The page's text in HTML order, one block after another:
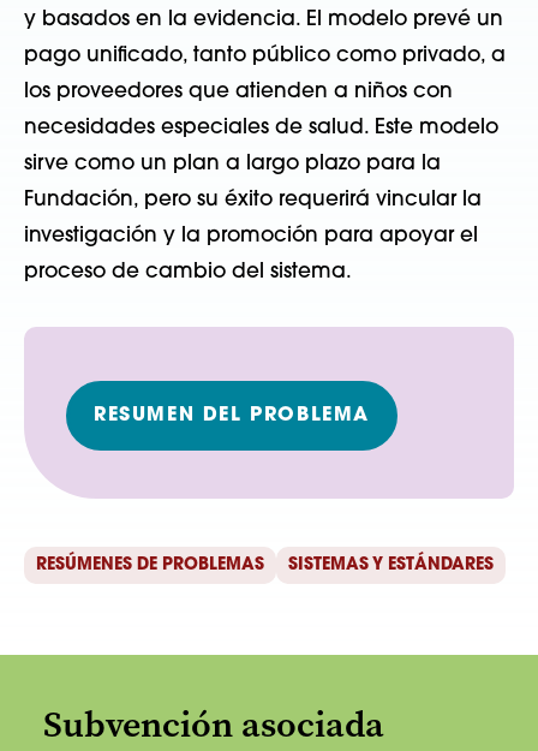
y basados en la evidencia. El modelo prevé un
pago unificado, tanto público como privado, a
los proveedores que atienden a niños con
necesidades especiales de salud. Este modelo
sirve como un plan a largo plazo para la
Fundación, pero su éxito requerirá vincular la
investigación y la promoción para apoyar el
proceso de cambio del sistema.
RESUMEN DEL PROBLEMA
RESÚMENES DE PROBLEMAS SISTEMAS Y ESTÁNDARES
Subvención asociada